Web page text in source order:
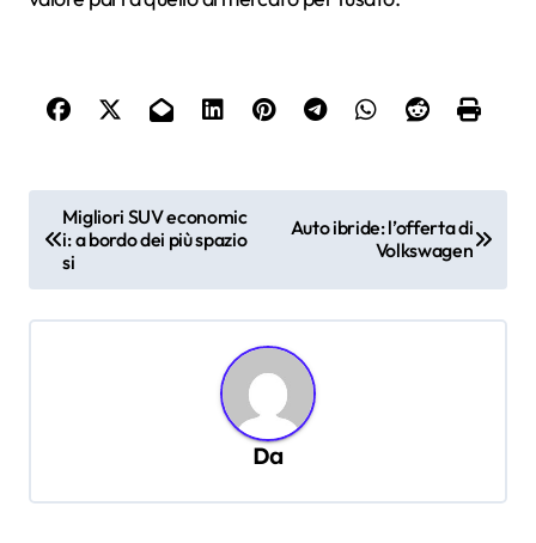
a
v
i
Migliori SUV economic
i: a bordo dei più spazio
si
Auto ibride: l’offerta di
Volkswagen
Da